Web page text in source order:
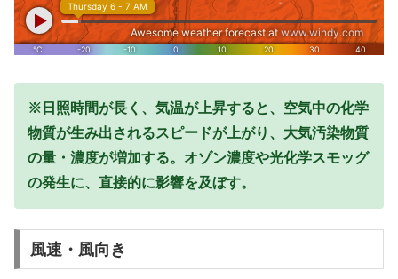
※日照時間が長く、気温が上昇すると、空気中の化学
物質が生み出されるスピードが上がり、大気汚染物質
の量・濃度が増加する。オゾン濃度や光化学スモッグ
の発生に、直接的に影響を及ぼす。
風速・風向き